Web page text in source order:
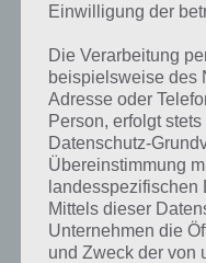
Einwilligung der
Die Verarbeitung
beispielsweise des
Adresse oder
Person, erfolgt
Datenschutz-
Übereinstimmung
landesspezifischen
Mittels dieser
Unternehmen die
und Zweck der von